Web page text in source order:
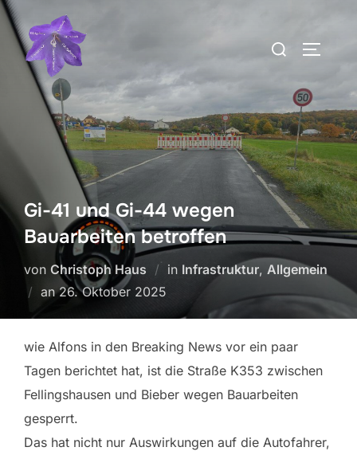
Zum
Inhalt
springen
Suchen
Gi-41 und Gi-44 wegen
Bauarbeiten betroffen
von Christoph Haus in Infrastruktur, Allgemein
anVeröffentlicht
26. Oktober 2025
wie Alfons in den Breaking News vor ein paar
Tagen berichtet hat, ist die Straße K353 zwischen
Fellingshausen und Bieber wegen Bauarbeiten
gesperrt.
Das hat nicht nur Auswirkungen auf die Autofahrer,